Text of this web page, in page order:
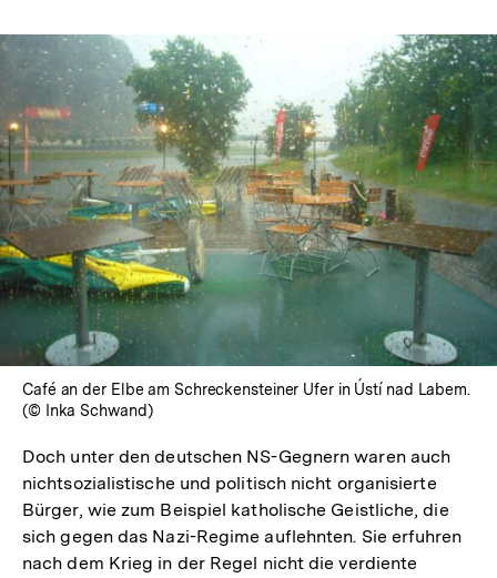
In
Lightbox
öffnen
Café an der Elbe am Schreckensteiner Ufer in Ústí nad Labem.
(© Inka Schwand)
Doch unter den deutschen NS-Gegnern waren auch
nichtsozialistische und politisch nicht organisierte
Bürger, wie zum Beispiel katholische Geistliche, die
sich gegen das Nazi-Regime auflehnten. Sie erfuhren
nach dem Krieg in der Regel nicht die verdiente